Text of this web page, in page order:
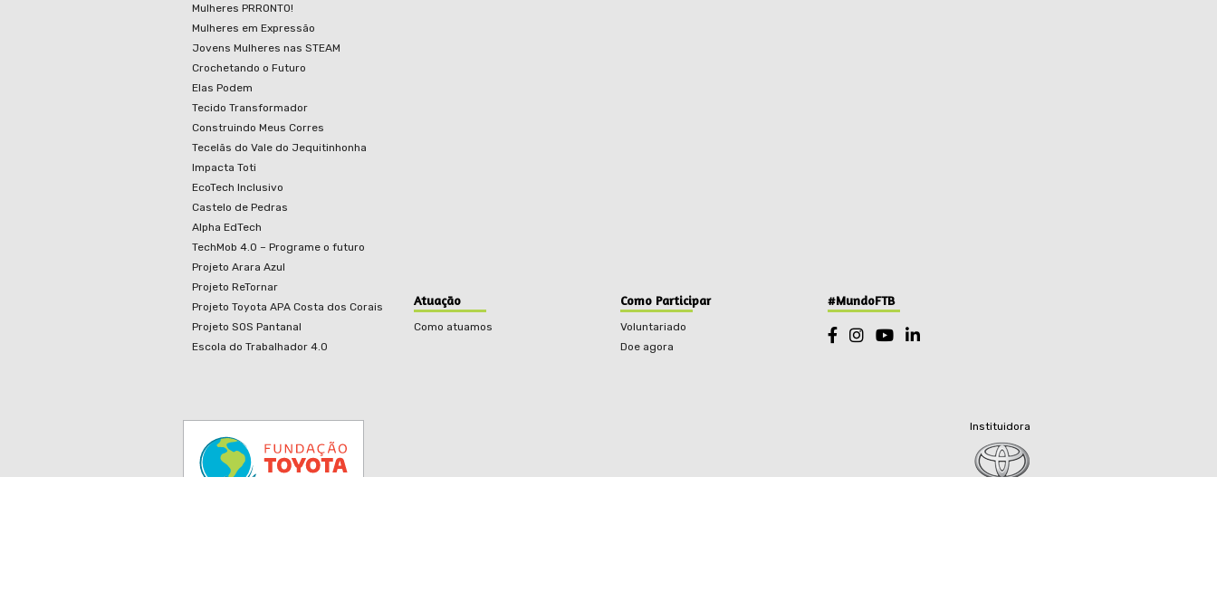
Mulheres PRRONTO!
Mulheres em Expressão
Jovens Mulheres nas STEAM
Crochetando o Futuro
Elas Podem
Tecido Transformador
Construindo Meus Corres
Tecelãs do Vale do Jequitinhonha
Impacta Toti
EcoTech Inclusivo
Castelo de Pedras
Alpha EdTech
TechMob 4.0 – Programe o futuro
Projeto Arara Azul
Projeto ReTornar
Projeto Toyota APA Costa dos Corais
Projeto SOS Pantanal
Escola do Trabalhador 4.0
Atuação
Como atuamos
Como Participar
Voluntariado
Doe agora
#MundoFTB
Instituidora